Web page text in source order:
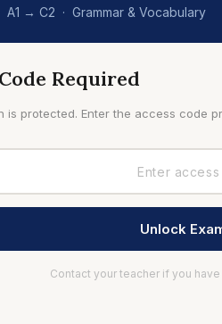
A1 → C2 · Grammar & Vocabulary
Required
is protected. Enter the access code
Unlock
Contact your teacher if you